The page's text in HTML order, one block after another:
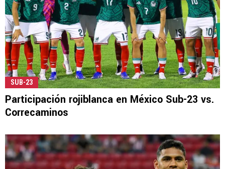
SUB-23
Participación rojiblanca en México Sub-23 vs.
Correcaminos